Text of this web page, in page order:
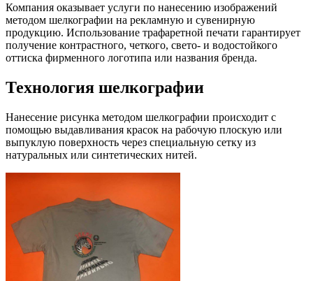
Компания оказывает услуги по нанесению изображений
методом шелкографии на рекламную и сувенирную
продукцию. Использование трафаретной печати гарантирует
получение контрастного, четкого, свето- и водостойкого
оттиска фирменного логотипа или названия бренда.
Технология шелкографии
Нанесение рисунка методом шелкографии происходит с
помощью выдавливания красок на рабочую плоскую или
выпуклую поверхность через специальную сетку из
натуральных или синтетических нитей.